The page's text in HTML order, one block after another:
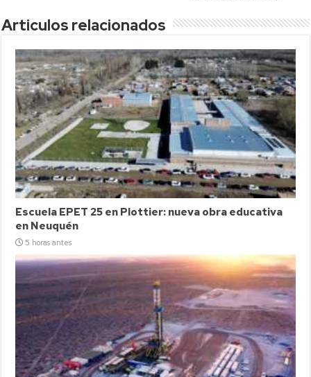
Articulos relacionados
Escuela EPET 25 en Plottier: nueva obra educativa
en Neuquén
5 horas antes